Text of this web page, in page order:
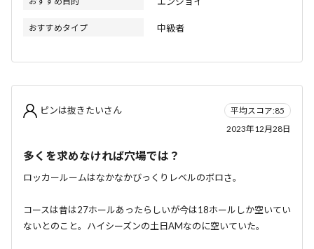
おすすめタイプ 中級者
ピンは抜きたいさん
平均スコア:85
2023年12月28日
多くを求めなければ穴場では？
ロッカールームはなかなかびっくりレベルのボロさ。
コースは昔は27ホールあったらしいが今は18ホールしか空いてい
ないとのこと。ハイシーズンの土日AMなのに空いていた。